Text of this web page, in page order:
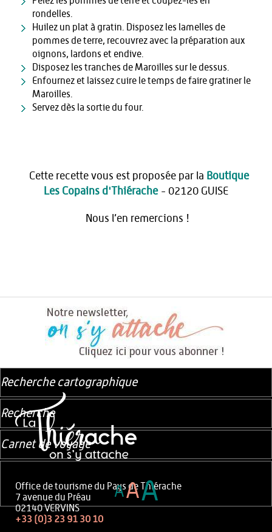
rondelles.
Huilez un plat à gratin. Disposez les lamelles de
pommes de terre, recouvrez avec la préparation aux
oignons, lardons et endive.
Disposez les tranches de Maroilles sur le dessus.
Enfournez et laissez cuire le temps de faire gratiner le
Maroilles.
Servez dès la sortie du four.
Cette recette vous est proposée par la Boutique
Les Copains d'Thiérache- 02120 GUISE
Nous l’en remercions !
Office de tourisme du Pays de Thiérache
7 avenue du Préau
02140 VERVINS
+33 (0)3 23 91 30 10
Recherche cartographique
Recherche
Carnet de voyage
AAA